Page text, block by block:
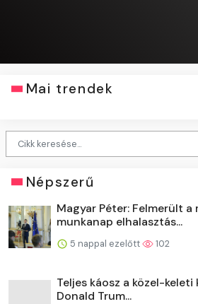
Mai trendek
Népszerű
Magyar Péter: Felmerült
munkanap elhalasztás...
5 nappal ezelőtt 102
Teljes káosz a közel-
Donald Trum...